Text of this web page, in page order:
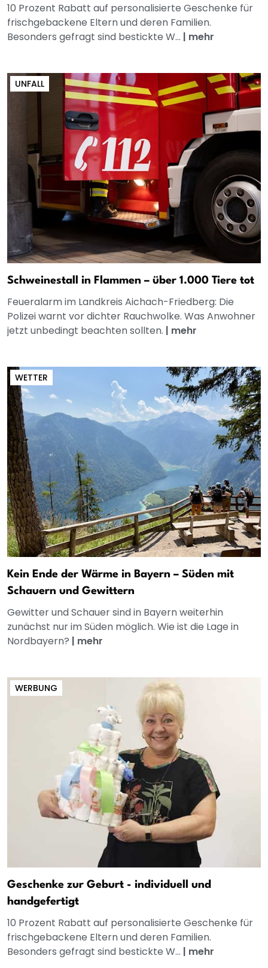
10 Prozent Rabatt auf personalisierte Geschenke für
frischgebackene Eltern und deren Familien.
Besonders gefragt sind bestickte W... | mehr
UNFALL
Schweinestall in Flammen – über 1.000 Tiere tot
Feueralarm im Landkreis Aichach-Friedberg: Die
Polizei warnt vor dichter Rauchwolke. Was Anwohner
jetzt unbedingt beachten sollten. | mehr
WETTER
Kein Ende der Wärme in Bayern – Süden mit
Schauern und Gewittern
Gewitter und Schauer sind in Bayern weiterhin
zunächst nur im Süden möglich. Wie ist die Lage in
Nordbayern? | mehr
WERBUNG
Geschenke zur Geburt - individuell und
handgefertigt
10 Prozent Rabatt auf personalisierte Geschenke für
frischgebackene Eltern und deren Familien.
Besonders gefragt sind bestickte W... | mehr